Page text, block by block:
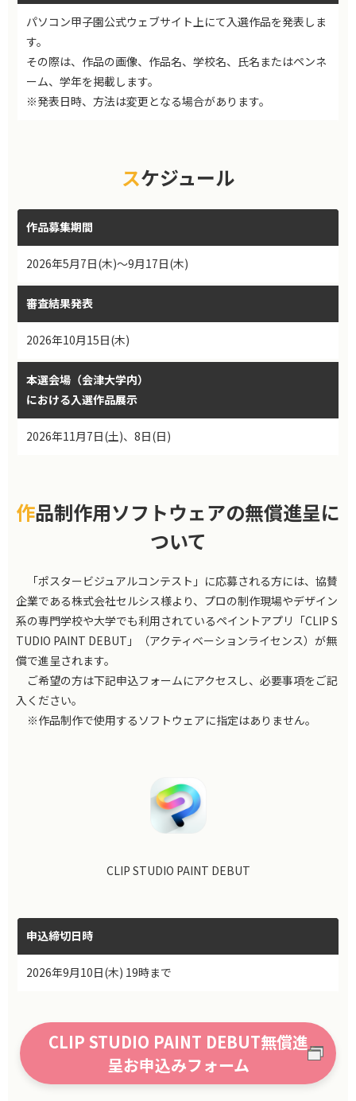
パソコン甲子園公式ウェブサイト上にて入選作品を発表しま
す。
その際は、作品の画像、作品名、学校名、氏名またはペンネ
ーム、学年を掲載します。
※発表日時、方法は変更となる場合があります。
スケジュール
作品募集期間
2026年5月7日(木)～9月17日(木)
審査結果発表
2026年10月15日(木)
本選会場（会津大学内）
における入選作品展示
2026年11月7日(土)、8日(日)
作品制作用ソフトウェアの無償進呈に
ついて
「ポスタービジュアルコンテスト」に応募される方には、協賛
企業である株式会社セルシス様より、プロの制作現場やデザイン
系の専門学校や大学でも利用されているペイントアプリ「CLIP S
TUDIO PAINT DEBUT」（アクティベーションライセンス）が無
償で進呈されます。
ご希望の方は下記申込フォームにアクセスし、必要事項をご記
入ください。
※作品制作で使用するソフトウェアに指定はありません。
CLIP STUDIO PAINT DEBUT
申込締切日時
2026年9月10日(木) 19時まで
CLIP STUDIO PAINT DEBUT無償進
呈お申込みフォーム